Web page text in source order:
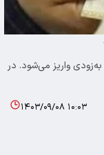
اقتصاد ۱۰۰- مرحله سوم سود سهام عدالت سال ۱۴۰۱ به‌زودی واریز می‌شود. در
۱۴۰۳/۰۹/۰۸ ۱۰:۰۳